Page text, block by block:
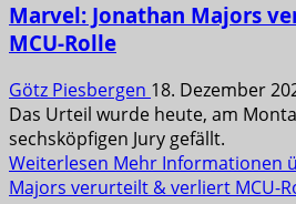
Marvel: Jonathan Majors
MCU-Rolle
Götz Piesbergen 18. Dezember
Das Urteil wurde heute, am
sechsköpfigen Jury gefällt.
Weiterlesen Mehr Informationen
Majors verurteilt & verliert MCU-